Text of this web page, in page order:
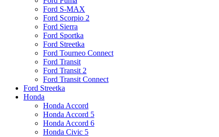
Ford S-MAX
Ford Scorpio 2
Ford Sierra
Ford Sportka
Ford Streetka
Ford Tourneo Connect
Ford Transit
Ford Transit 2
Ford Transit Connect
Ford Streetka
Honda
Honda Accord
Honda Accord 5
Honda Accord 6
Honda Civic 5